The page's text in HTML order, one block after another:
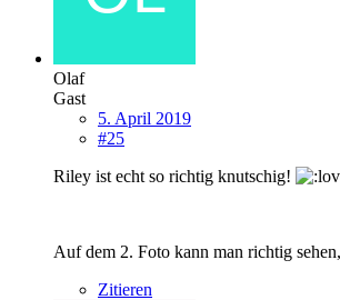
Olaf
Gast
5. April 2019
#25
Riley ist echt so richtig knutschig!
Auf dem 2. Foto kann man richtig
Zitieren